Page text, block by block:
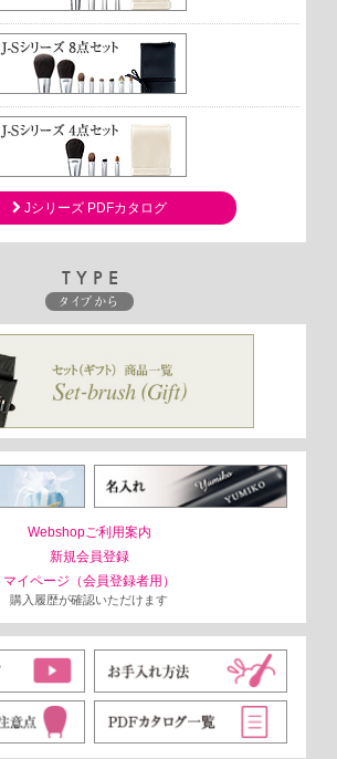
Jシリーズ PDFカタログ
TYPE
タイプから
Webshopご利用案内
新規会員登録
マイページ（会員登録者用）
購入履歴が確認いただけます